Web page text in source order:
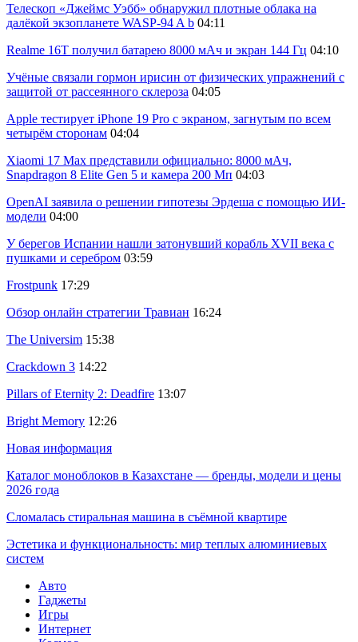
Телескоп «Джеймс Уэбб» обнаружил плотные облака на
далёкой экзопланете WASP-94 A b 04:11
Realme 16T получил батарею 8000 мАч и экран 144 Гц 04:10
Учёные связали гормон ирисин от физических упражнений с
защитой от рассеянного склероза 04:05
Apple тестирует iPhone 19 Pro с экраном, загнутым по всем
четырём сторонам 04:04
Xiaomi 17 Max представили официально: 8000 мАч,
Snapdragon 8 Elite Gen 5 и камера 200 Мп 04:03
OpenAI заявила о решении гипотезы Эрдеша с помощью ИИ-
модели 04:00
У берегов Испании нашли затонувший корабль XVII века с
пушками и серебром 03:59
Frostpunk 17:29
Обзор онлайн стратегии Травиан 16:24
The Universim 15:38
Crackdown 3 14:22
Pillars of Eternity 2: Deadfire 13:07
Bright Memory 12:26
Новая информация
Каталог моноблоков в Казахстане — бренды, модели и цены
2026 года
Сломалась стиральная машина в съёмной квартире
Эстетика и функциональность: мир теплых алюминиевых
систем
Авто
Гаджеты
Игры
Интернет